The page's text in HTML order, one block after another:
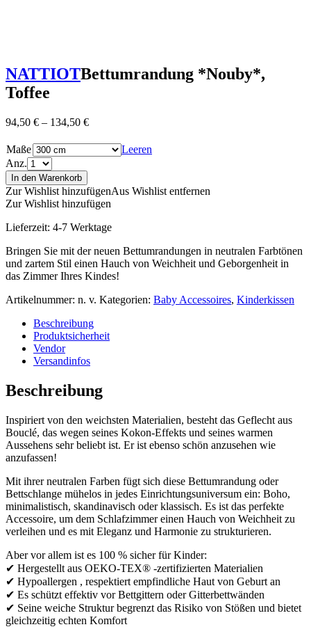
NATTIOTBettumrandung *Nouby*,
Toffee
94,50 € – 134,50 €
Maße
Leeren
Anz.
In den Warenkorb
Zur Wishlist hinzufügenAus Wishlist entfernen
Zur Wishlist hinzufügen
Lieferzeit: 4-7 Werktage
Bringen Sie mit der neuen Bettumrandungen in neutralen Farbtönen
und zartem Stil einen Hauch von Weichheit und Geborgenheit in
das Zimmer Ihres Kindes!
Artikelnummer: n. v. Kategorien: Baby Accessoires, Kinderkissen
Beschreibung
Produktsicherheit
Vendor
Versandinfos
Beschreibung
Inspiriert von den weichsten Materialien, besteht das Geflecht aus
Bouclé, das wegen seines Kokon-Effekts und seines warmen
Aussehens sehr beliebt ist. Er ist ebenso schön anzusehen wie
anzufassen!
Mit ihrer neutralen Farben fügt sich diese Bettumrandung oder
Bettschlange mühelos in jedes Einrichtungsuniversum ein: Boho,
minimalistisch, skandinavisch oder klassisch. Es ist das perfekte
Accessoire, um dem Schlafzimmer einen Hauch von Weichheit zu
verleihen und es mit Eleganz und Harmonie zu strukturieren.
Aber vor allem ist es 100 % sicher für Kinder:
✔ Hergestellt aus OEKO-TEX® -zertifizierten Materialien
✔ Hypoallergen , respektiert empfindliche Haut von Geburt an
✔ Es schützt effektiv vor Bettgittern oder Gitterbettwänden
✔ Seine weiche Struktur begrenzt das Risiko von Stößen und bietet
gleichzeitig echten Komfort